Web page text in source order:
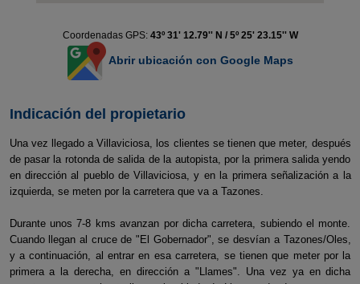
Coordenadas GPS: 43º 31' 12.79'' N / 5º 25' 23.15'' W
Abrir ubicación con Google Maps
Indicación del propietario
Una vez llegado a Villaviciosa, los clientes se tienen que meter, después
de pasar la rotonda de salida de la autopista, por la primera salida yendo
en dirección al pueblo de Villaviciosa, y en la primera señalización a la
izquierda, se meten por la carretera que va a Tazones.
Durante unos 7-8 kms avanzan por dicha carretera, subiendo el monte.
Cuando llegan al cruce de "El Gobernador", se desvían a Tazones/Oles,
y a continuación, al entrar en esa carretera, se tienen que meter por la
primera a la derecha, en dirección a "Llames". Una vez ya en dicha